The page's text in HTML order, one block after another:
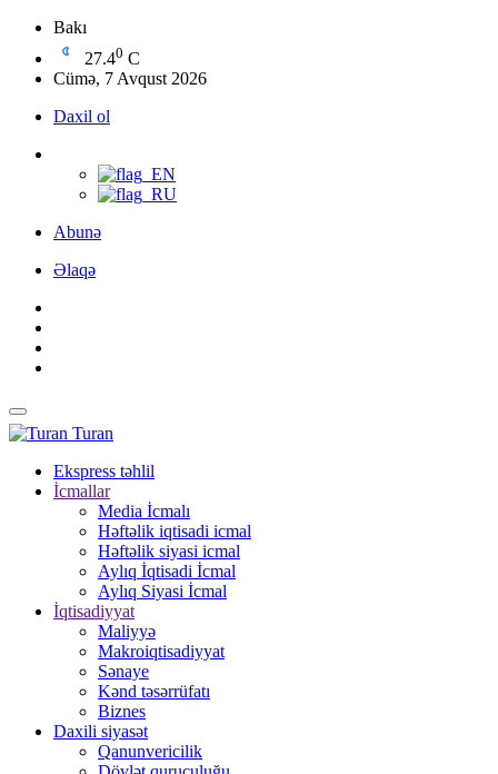
Bakı
27.40 C
Cümə, 7 Avqust 2026
Daxil ol
Abunə
Əlaqə
Turan
Ekspress təhlil
İcmallar
Media İcmalı
Həftəlik iqtisadi icmal
Həftəlik siyasi icmal
Aylıq İqtisadi İcmal
Aylıq Siyasi İcmal
İqtisadiyyat
Maliyyə
Makroiqtisadiyyat
Sənaye
Kənd təsərrüfatı
Biznes
Daxili siyasət
Qanunvericilik